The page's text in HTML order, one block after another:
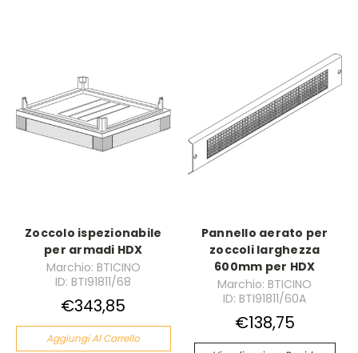
Zoccolo ispezionabile
per armadi HDX
Marchio: BTICINO
ID: BTI91811/68
€343,85
Aggiungi Al Carrello
Pannello aerato per
zoccoli larghezza
600mm per HDX
Marchio: BTICINO
ID: BTI91811/60A
€138,75